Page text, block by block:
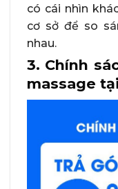
có cái nhìn
cơ sở để so
nhau.
3. Chính
massage